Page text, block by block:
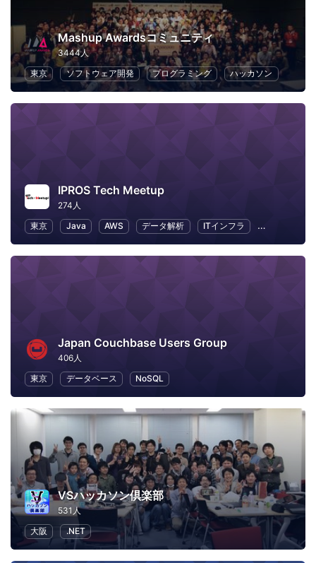
Mashup Awardsコミュニティ
3444人
東京
ソフトウェア開発 プログラミング ハッカソン
IPROS Tech Meetup
274人
東京
Java AWS データ解析 ITインフラ Ruby on
Japan Couchbase Users Group
406人
東京
データベース NoSQL
VSハッカソン倶楽部
531人
大阪
.NET